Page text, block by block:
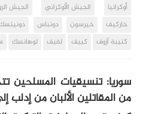
أوكرانيا الجيش الأوكراني الجيش
خاركيف
خيرسون دونباس
كتيبة آزوف
كييف لفيف لوهانسك
سوريا: تنسيقيات
من المقاتلين ‎الألبان من ‎إدلب إلى ‎أوكرانيا.